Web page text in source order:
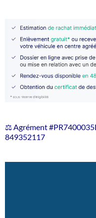
⚖️ Agrément
849352117